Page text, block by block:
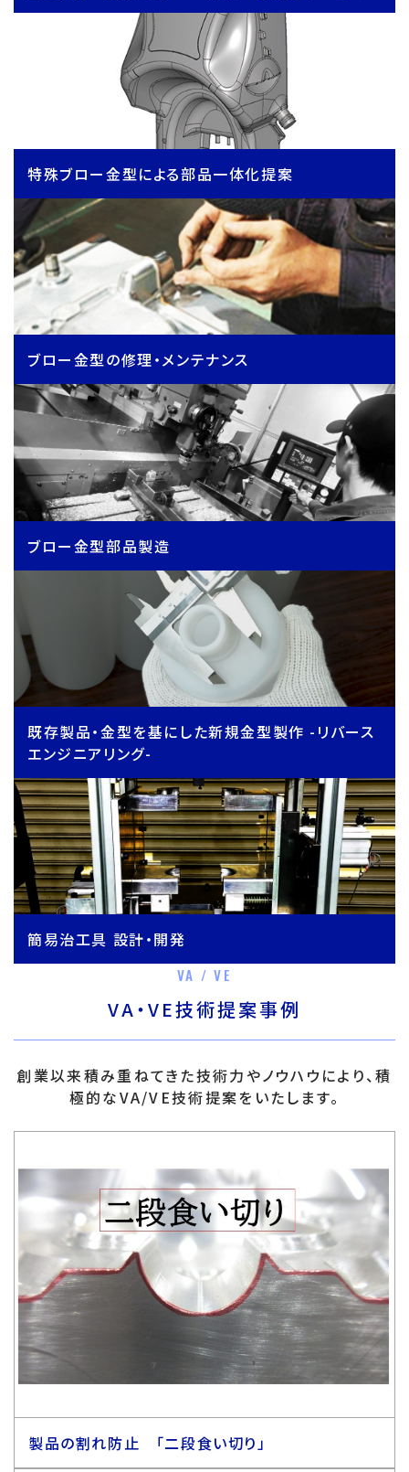
特殊ブロー金型による部品一体化提案
ブロー金型の修理・メンテナンス
ブロー金型部品製造
既存製品・金型を基にした新規金型製作 -リバース
エンジニアリング-
簡易治工具 設計・開発
VA / VE
VA・VE技術提案事例
創業以来積み重ねてきた技術力やノウハウにより、積
極的なVA/VE技術提案をいたします。
製品の割れ防止 「二段食い切り」